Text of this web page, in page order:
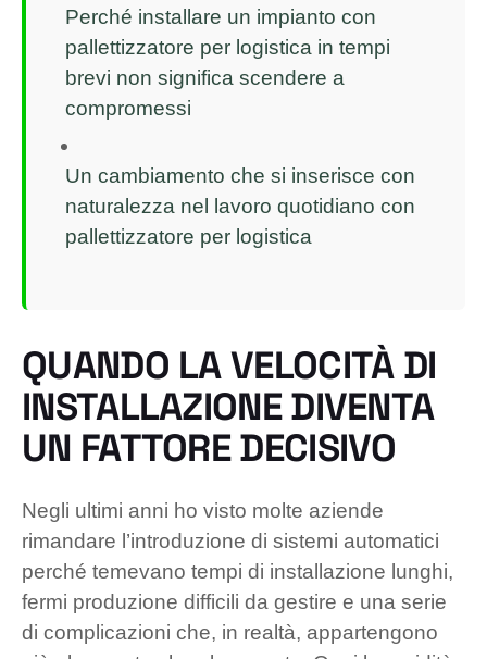
Perché installare un impianto con
pallettizzatore per logistica in tempi
brevi non significa scendere a
compromessi
Un cambiamento che si inserisce con
naturalezza nel lavoro quotidiano con
pallettizzatore per logistica
QUANDO LA VELOCITÀ DI
INSTALLAZIONE DIVENTA
UN FATTORE DECISIVO
Negli ultimi anni ho visto molte aziende
rimandare l’introduzione di sistemi automatici
perché temevano tempi di installazione lunghi,
fermi produzione difficili da gestire e una serie
di complicazioni che, in realtà, appartengono